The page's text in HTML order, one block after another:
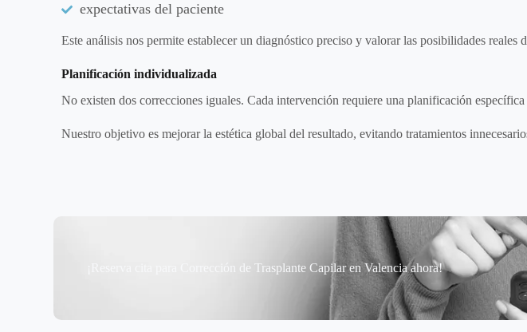
expectativas del paciente
Este análisis nos permite establecer un diagnóstico preciso y valorar las posibilidades reales
Planificación individualizada
No existen dos correcciones iguales. Cada intervención requiere una planificación
Nuestro objetivo es mejorar la estética global del resultado, evitando tratamientos
¡Reserva cita para Corrección de Trasplante Capilar en Valencia ahora!